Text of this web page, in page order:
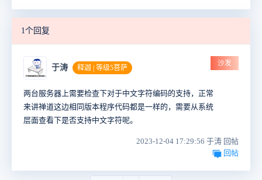
1个回复
于涛 释迦 | 等级5菩萨
沙发
两台服务器上需要检查下对于中文字符编码的支持，正常
来讲禅道这边相同版本程序代码都是一样的，需要从系统
层面查看下是否支持中文字符呢。
2023-12-04 17:29:56 于涛 回帖
回帖